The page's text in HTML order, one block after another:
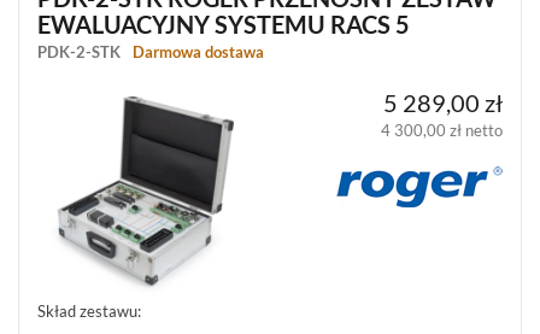
(19)
SYSTEM
KONTROLI
DOSTĘPU
(17)
EWALUACYJNY SYSTEMU RACS 5
PDK-2-STK Darmowa dostawa
5 289,00 zł
4 300,00 zł netto
Skład zestawu: